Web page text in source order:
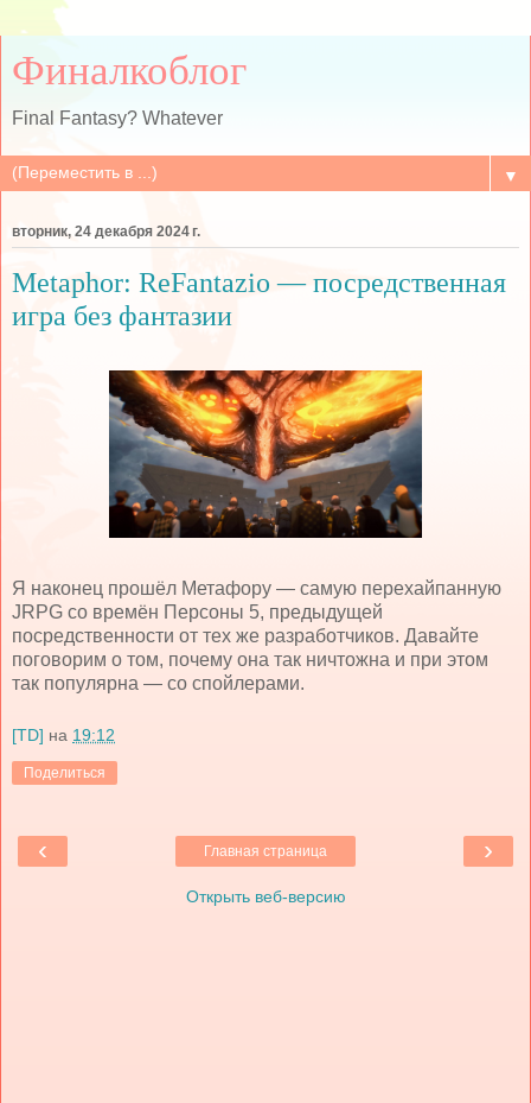
Финалкоблог
Final Fantasy? Whatever
▼
вторник, 24 декабря 2024 г.
Metaphor: ReFantazio — посредственная
игра без фантазии
Я наконец прошёл Метафору — самую перехайпанную
JRPG со времён Персоны 5, предыдущей
посредственности от тех же разработчиков. Давайте
поговорим о том, почему она так ничтожна и при этом
так популярна — со спойлерами.
[TD] на 19:12
Поделиться
‹ ›
Главная страница
Открыть веб-версию